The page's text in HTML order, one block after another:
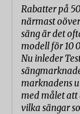
Rabatter på
närmast
säng är det
modell för 10
Nu inleder
marknadens
med målet att
vilka sängar